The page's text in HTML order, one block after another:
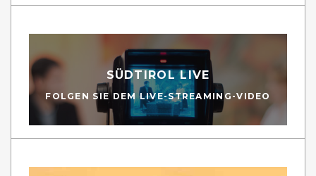
SÜDTIROL LIVE
FOLGEN SIE DEM LIVE-STREAMING-VIDEO